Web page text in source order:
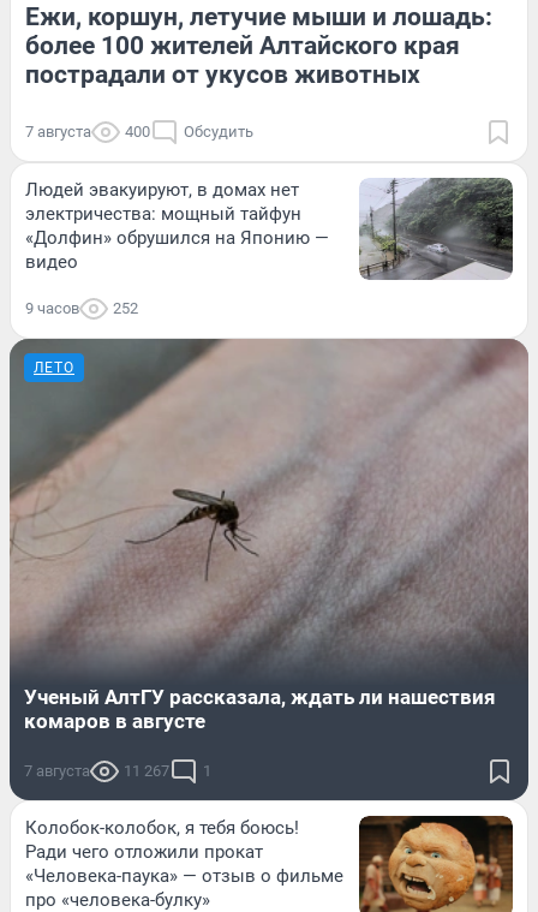
Ежи, коршун, летучие мыши и лошадь:
более 100 жителей Алтайского края
пострадали от укусов животных
7 августа 400 Обсудить
Людей эвакуируют, в домах нет
электричества: мощный тайфун
«Долфин» обрушился на Японию —
видео
9 часов 252
ЛЕТО
Ученый АлтГУ рассказала, ждать ли нашествия
комаров в августе
7 августа 11 267 1
Колобок-колобок, я тебя боюсь!
Ради чего отложили прокат
«Человека-паука» — отзыв о фильме
про «человека-булку»